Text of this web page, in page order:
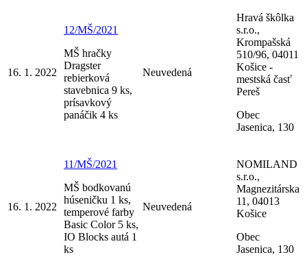
16. 1. 2022
12/MŠ/2021
MŠ hračky
Dragster
rebierková
stavebnica 9 ks,
prísavkový
panáčik 4 ks
Neuvedená
Hravá škôlka
s.r.o.,
Krompašská
510/96, 04011
Košice -
mestská časť
Pereš
Obec
Jasenica, 130
16. 1. 2022
11/MŠ/2021
MŠ bodkovanú
húseničku 1 ks,
temperové farby
Basic Color 5 ks,
IO Blocks autá 1
ks
Neuvedená
NOMILAND
s.r.o.,
Magnezitárska
11, 04013
Košice
Obec
Jasenica, 130